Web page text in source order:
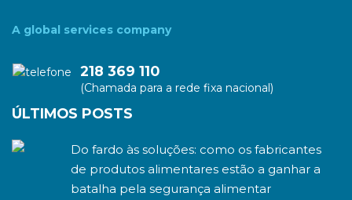
A global services company
218 369 110
(Chamada para a rede fixa nacional)
ÚLTIMOS POSTS
Do fardo às soluções: como os fabricantes
de produtos alimentares estão a ganhar a
batalha pela segurança alimentar